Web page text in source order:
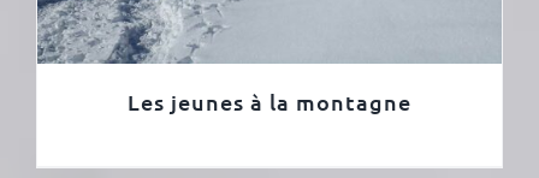
Les jeunes à la montagne